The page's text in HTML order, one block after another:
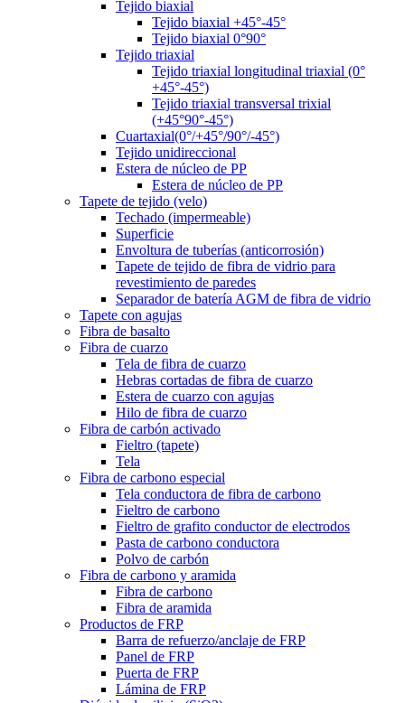
Tejido biaxial
Tejido biaxial +45°-45°
Tejido biaxial 0°90°
Tejido triaxial
Tejido triaxial longitudinal triaxial (0°
+45°-45°)
Tejido triaxial transversal trixial
(+45°90°-45°)
Cuartaxial(0°/+45°/90°/-45°)
Tejido unidireccional
Estera de núcleo de PP
Estera de núcleo de PP
Tapete de tejido (velo)
Techado (impermeable)
Superficie
Envoltura de tuberías (anticorrosión)
Tapete de tejido de fibra de vidrio para
revestimiento de paredes
Separador de batería AGM de fibra de vidrio
Tapete con agujas
Fibra de basalto
Fibra de cuarzo
Tela de fibra de cuarzo
Hebras cortadas de fibra de cuarzo
Estera de cuarzo con agujas
Hilo de fibra de cuarzo
Fibra de carbón activado
Fieltro (tapete)
Tela
Fibra de carbono especial
Tela conductora de fibra de carbono
Fieltro de carbono
Fieltro de grafito conductor de electrodos
Pasta de carbono conductora
Polvo de carbón
Fibra de carbono y aramida
Fibra de carbono
Fibra de aramida
Productos de FRP
Barra de refuerzo/anclaje de FRP
Panel de FRP
Puerta de FRP
Lámina de FRP